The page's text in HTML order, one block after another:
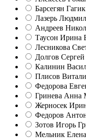
Барсегян
Лазерь
Андреев
Таусон Ирина
Лесникова
Долгов
Калинин
Плисов
Федорова
Гринева Анна
Жерносек
Федоров
Зотов Игорь
Мельник